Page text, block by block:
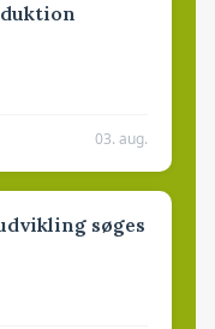
03. aug.
søges